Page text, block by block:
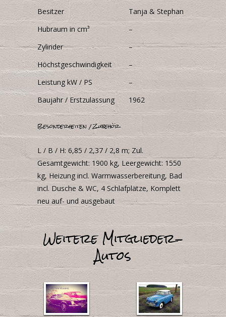
Besitzer
Tanja & Stephan
Hubraum in cm³
–
Zylinder
–
Höchstgeschwindigkeit
–
Leistung kW / PS
–
Baujahr / Erstzulassung
1962
Besonderheiten / Zubehör
L / B / H: 6,85 / 2,37 / 2,8 m; Zul.
Gesamtgewicht: 1900 kg, Leergewicht: 1550
kg, Heizung incl. Warmwasserbereitung, Bad
incl. Dusche & WC, 4 Schlafplätze, Komplett
neu auf- und ausgebaut
Weitere Mitglieder-
Autos